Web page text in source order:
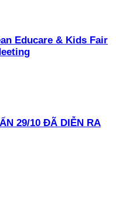
Educare & Kids Fair
29/10 ĐÃ DIỄN RA